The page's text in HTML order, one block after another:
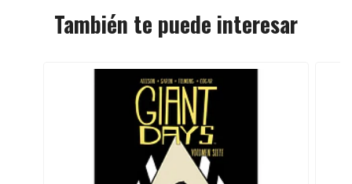
También te puede interesar